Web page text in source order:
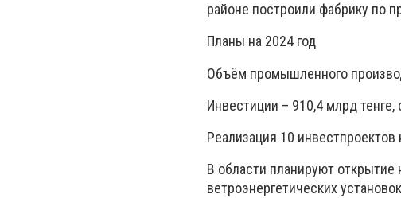
районе построили фабрику по
Планы на 2024 год
Объём промышленного
Инвестиции – 910,4 млрд тенге,
Реализация 10
В области планируют
ветроэнергетических